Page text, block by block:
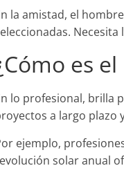
la amistad, el
es
lo profesional, brilla
a largo plazo
ejemplo,
solar anual